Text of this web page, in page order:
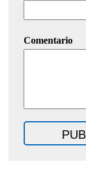
Comentario